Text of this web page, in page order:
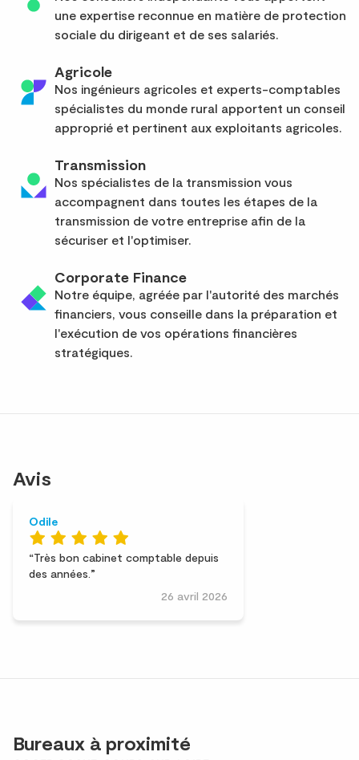
une expertise reconnue en matière de protection
sociale du dirigeant et de ses salariés.
Agricole
Nos ingénieurs agricoles et experts-comptables
spécialistes du monde rural apportent un conseil
approprié et pertinent aux exploitants agricoles.
Transmission
Nos spécialistes de la transmission vous
accompagnent dans toutes les étapes de la
transmission de votre entreprise afin de la
sécuriser et l'optimiser.
Corporate Finance
Notre équipe, agréée par l'autorité des marchés
financiers, vous conseille dans la préparation et
l'exécution de vos opérations financières
stratégiques.
Avis
Odile
26 avril 2026
Très bon cabinet comptable depuis
des années.
Bureaux à proximité